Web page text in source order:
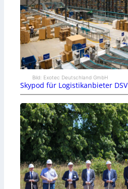
Bild: Exotec Deutschland GmbH
Skypod für Logistikanbieter DSV